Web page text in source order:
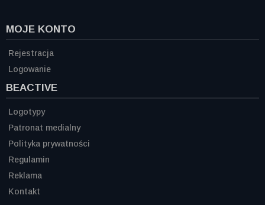
MOJE KONTO
Rejestracja
Logowanie
BEACTIVE
Logotypy
Patronat medialny
Polityka prywatności
Regulamin
Reklama
Kontakt